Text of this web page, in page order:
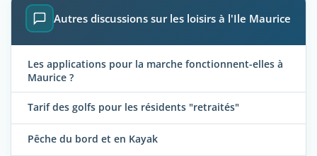
Autres discussions sur les loisirs à l'Ile Maurice
Les applications pour la marche fonctionnent-elles à
Maurice ?
Tarif des golfs pour les résidents "retraités"
Pêche du bord et en Kayak